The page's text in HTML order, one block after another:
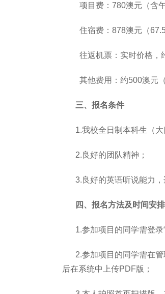
项目费：780澳元（含
住宿费：878澳元（
往返机票：实时价格，
其他费用：约500澳元
三、报名条件
1.我校全日制本科生（大
2.良好的团队精神；
3.良好的英语听说能力，
四、报名方法及时间安排
1.参加项目的同学需登录
2.参加项目的同学需在管
后在系统中上传PDF版；